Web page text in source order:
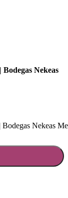
Nekeas
Nekeas